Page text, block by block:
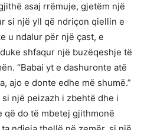
asaj rrëmuje, gjetëm një
si një yll që ndriçon qiellin e
u ndalur për një çast, e
shfaqur një buzëqeshje të
“Babai yt e dashuronte atë
ajo e donte edhe më shumë.”
një peizazh i zbehtë dhe i
që do të mbetej gjithmonë